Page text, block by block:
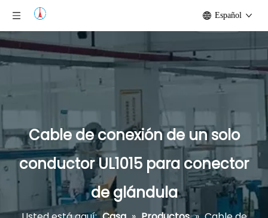
Español
Cable de conexión de un solo
conductor UL1015 para conector
de glándula